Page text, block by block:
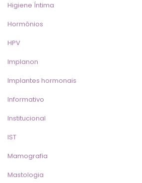
Higiene Íntima
Hormônio
HPV
Implanon
Implantes hormonai
Informativo
Institucional
IST
Mamografia
Mastologia